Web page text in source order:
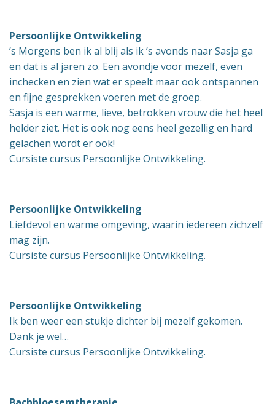
Persoonlijke Ontwikkeling
’s Morgens ben ik al blij als ik ’s avonds naar Sasja ga
en dat is al jaren zo. Een avondje voor mezelf, even
inchecken en zien wat er speelt maar ook ontspannen
en fijne gesprekken voeren met de groep.
Sasja is een warme, lieve, betrokken vrouw die het heel
helder ziet. Het is ook nog eens heel gezellig en hard
gelachen wordt er ook!
Cursiste cursus Persoonlijke Ontwikkeling.
Persoonlijke Ontwikkeling
Liefdevol en warme omgeving, waarin iedereen zichzelf
mag zijn.
Cursiste cursus Persoonlijke Ontwikkeling.
Persoonlijke Ontwikkeling
Ik ben weer een stukje dichter bij mezelf gekomen.
Dank je wel…
Cursiste cursus Persoonlijke Ontwikkeling.